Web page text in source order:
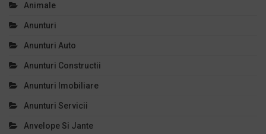
Animale
Anunturi
Anunturi Auto
Anunturi Constructii
Anunturi Imobiliare
Anunturi Servicii
Anvelope Si Jante